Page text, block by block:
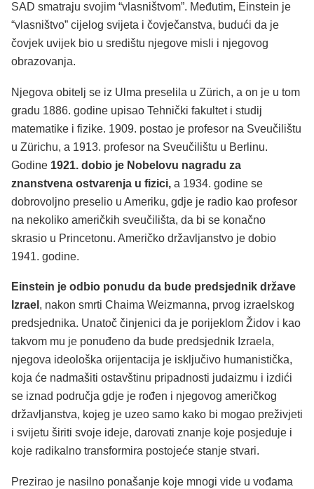
SAD smatraju svojim “vlasništvom”. Međutim, Einstein je
“vlasništvo” cijelog svijeta i čovječanstva, budući da je
čovjek uvijek bio u središtu njegove misli i njegovog
obrazovanja.
Njegova obitelj se iz Ulma preselila u Zürich, a on je u tom
gradu 1886. godine upisao Tehnički fakultet i studij
matematike i fizike. 1909. postao je profesor na Sveučilištu
u Zürichu, a 1913. profesor na Sveučilištu u Berlinu.
Godine 1921. dobio je Nobelovu nagradu za
znanstvena ostvarenja u fizici, a 1934. godine se
dobrovoljno preselio u Ameriku, gdje je radio kao profesor
na nekoliko američkih sveučilišta, da bi se konačno
skrasio u Princetonu. Američko državljanstvo je dobio
1941. godine.
Einstein je odbio ponudu da bude predsjednik države
Izrael , nakon smrti Chaima Weizmanna, prvog izraelskog
predsjednika. Unatoč činjenici da je porijeklom Židov i kao
takvom mu je ponuđeno da bude predsjednik Izraela,
njegova ideološka orijentacija je isključivo humanistička,
koja će nadmašiti ostavštinu pripadnosti judaizmu i izdići
se iznad područja gdje je rođen i njegovog američkog
državljanstva, kojeg je uzeo samo kako bi mogao preživjeti
i svijetu širiti svoje ideje, darovati znanje koje posjeduje i
koje radikalno transformira postojeće stanje stvari.
Prezirao je nasilno ponašanje koje mnogi vide u vođama